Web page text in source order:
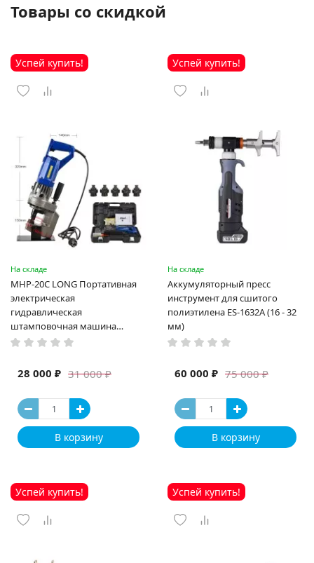
Товары со скидкой
Успей купить!
На складе
MHP-20C LONG Портативная
электрическая
гидравлическая
штамповочная машина
высокая мощность и мощный
машина
31 000 ₽
28 000 ₽
В корзину
Успей купить!
На складе
Аккумуляторный пресс
инструмент для сшитого
полиэтилена ES-1632A (16 - 32
мм)
75 000 ₽
60 000 ₽
В корзину
Успей купить! Успей купить!